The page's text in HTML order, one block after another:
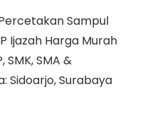
Sampul
Ijazah Harga Murah
SMK, SMA &
Sidoarjo, Surabaya